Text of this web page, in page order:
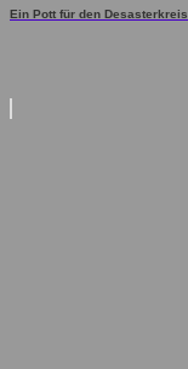
Ein Pott für den Desasterkreis